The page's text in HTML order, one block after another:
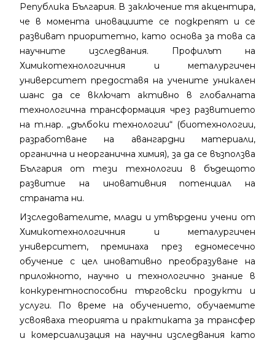
Република България. В заключение тя акцентира,
че в момента иновациите се подкрепят и се
развиват приоритетно, като основа за това са
научните изследвания. Профилът на
Химикотехнологичния и металургичен
университет предоставя на учените уникален
шанс да се включат активно в глобалната
технологична трансформация чрез развитието
на т.нар. „дълбоки технологии“ (биотехнологии,
разработване на авангардни материали,
органична и неорганична химия), за да се възползва
България от тези технологии в бъдещото
развитие на иновативния потенциал на
страната ни.
Изследователите, млади и утвърдени учени от
Химикотехнологичния и металургичен
университет, преминаха през едномесечно
обучение с цел иновативно преобразуване на
приложното, научно и технологично знание в
конкурентноспособни търговски продукти и
услуги. По време на обучението, обучаемите
усвояваха теорията и практиката за трансфер
и комерсиализация на научни изследвания като